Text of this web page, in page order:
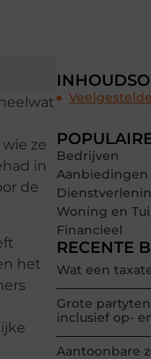
ze
in
de
het
Bedrijven
Aanbiedingen
Woning en
Financieel
RECENTE
Wat een
Grote
inclusief op-
Aantoonbare